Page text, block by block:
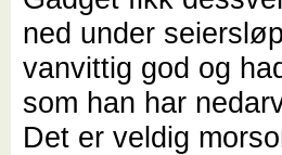
ned under
vanvittig god og
som han har
Det er veldig